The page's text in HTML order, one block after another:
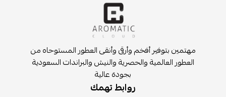
مهتمين بتوفير أفخم وأرقى وأنقى العطور المستوحاه من
العطور العالمية والحصرية والنيش والبراندات السعودية
بجودة عالية
روابط تهمك